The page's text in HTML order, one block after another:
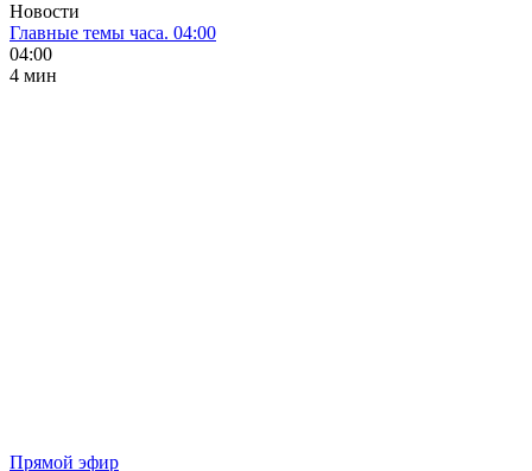
Новости
Главные темы часа. 04:00
04:00
4 мин
Прямой эфир